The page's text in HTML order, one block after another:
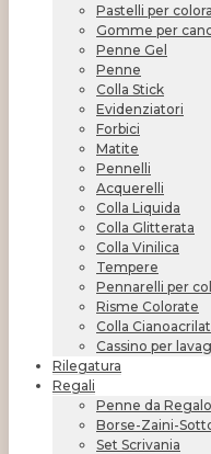
Pastelli per
Gomme per
Penne Gel
Penne
Colla Stick
Evidenziatori
Forbici
Matite
Pennelli
Acquerelli
Colla Liquida
Colla Glitterata
Colla Vinilica
Tempere
Pennarelli per
Risme Colorate
Colla
Cassino per
Rilegatura
Regali
Penne da Regalo
Borse-Zaini-
Set Scrivania